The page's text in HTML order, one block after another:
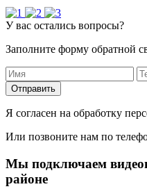
У вас остались вопросы?
Заполните форму обратной
Отправить
Я согласен на обработку
Или позвоните нам по
Мы подключаем
районе